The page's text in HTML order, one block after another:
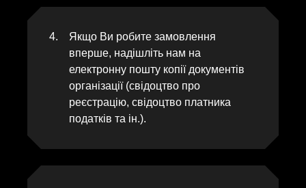
Якщо Ви робите замовлення
вперше, надішліть нам на
електронну пошту копії документів
організації (свідоцтво про
реєстрацію, свідоцтво платника
податків та ін.).